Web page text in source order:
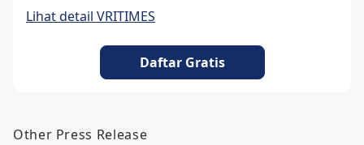
Lihat detail VRITIMES
Daftar Gratis
Other Press Release